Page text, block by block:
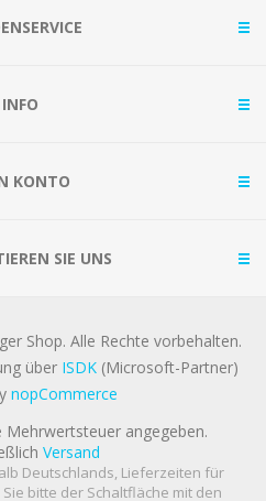
INFO
KONTO
SIE UNS
Shop. Alle Rechte vorbehalten.
über ISDK (Microsoft-Partner)
nopCommerce
Mehrwertsteuer angegeben.
Versand
Deutschlands, Lieferzeiten für
bitte der Schaltfläche mit den